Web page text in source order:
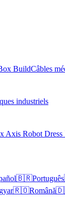
BuildCâbles
industriels
Axis Robot Dress
🇧🇷Português
🇷🇴Română